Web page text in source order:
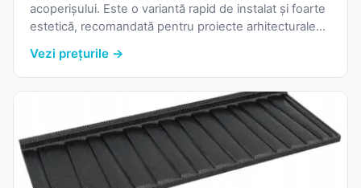
acoperișului. Este o variantă rapid de instalat și foarte
estetică, recomandată pentru proiecte arhitecturale
Click Elegant, Blachotrapez Hi-Tech Panel) oferă
variante cu microprofilare liniară, rectangulară sau
Vezi prețurile →